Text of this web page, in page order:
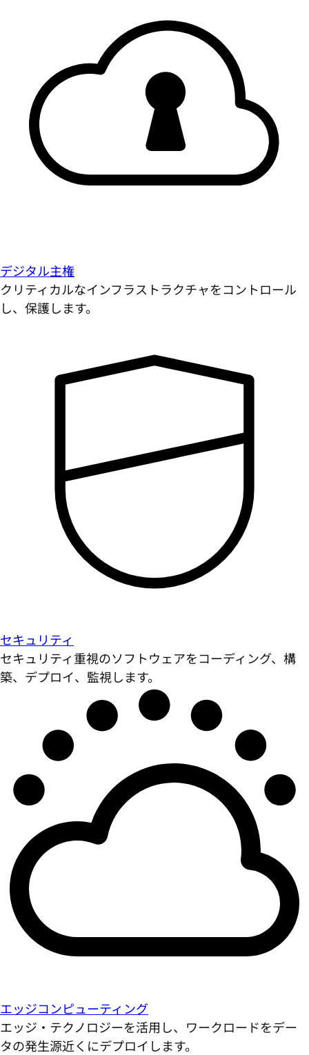
デジタル主権
クリティカルなインフラストラクチャをコントロール
し、保護します。
セキュリティ
セキュリティ重視のソフトウェアをコーディング、構
築、デプロイ、監視します。
エッジコンピューティング
エッジ・テクノロジーを活用し、ワークロードをデー
タの発生源近くにデプロイします。